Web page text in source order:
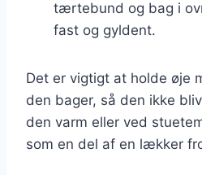
tærtebund og bag i
fast og gyldent.
Det er vigtigt at holde øje
den bager, så den ikke
den varm eller ved
som en del af en lækker